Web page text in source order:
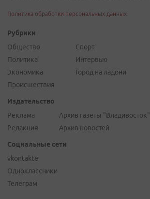
Политика обработки персональных данных
Рубрики
Общество
Политика
Экономика
Происшествия
Спорт
Интервью
Город на ладони
Издательство
Реклама
Редакция
Архив газеты "Владивосток"
Архив новостей
Социальные сети
vkontakte
Одноклассники
Телеграм